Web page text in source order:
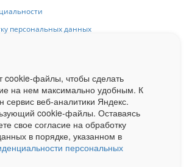
персональных данных
обязательна.
посещаемости доступна на сайте
статистика для рекламодателей по запросу
О нас Контакты
cookie-файлы, чтобы сделать
на нем максимально удобным. К
сервис веб-аналитики Яндекс.
cookie-файлы. Оставаясь
свое согласие на обработку
в порядке, указанном в
персональных